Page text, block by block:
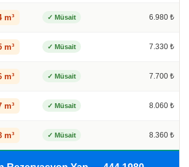
m³ ✓ Müsait 6.980 ₺
m³ ✓ Müsait 7.330 ₺
m³ ✓ Müsait 7.700 ₺
m³ ✓ Müsait 8.060 ₺
m³ ✓ Müsait 8.360 ₺